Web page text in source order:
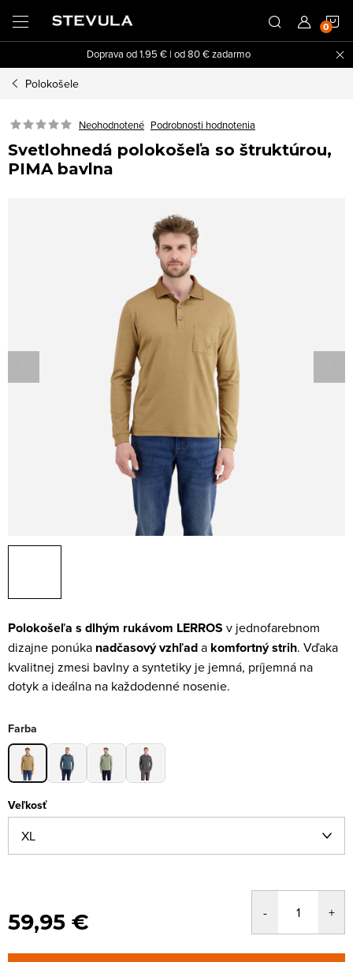
obsah
Doprava od 1.95 € | od 80 € zadarmo
Polokošele
Neohodnotené Podrobnosti hodnotenia
Svetlohnedá polokošeľa so štruktúrou,
PIMA bavlna
Polokošeľa s dlhým rukávom LERROS v jednofarebnom
dizajne ponúka nadčasový vzhľada komfortný strih. Vďaka
kvalitnej zmesi bavlny a syntetiky je jemná, príjemná na
dotyk a ideálna na každodenné nosenie.
Farba
Veľkosť
59,95 €